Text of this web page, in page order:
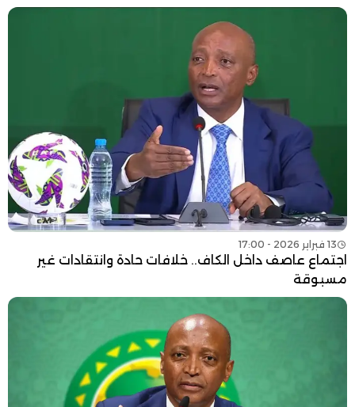
13 فبراير 2026 - 17:00
اجتماع عاصف داخل الكاف.. خلافات حادة وانتقادات غير
مسبوقة